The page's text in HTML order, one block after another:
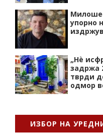
упорно
„Нѐ
задржа
тврди
одмор
ИЗБОР НА